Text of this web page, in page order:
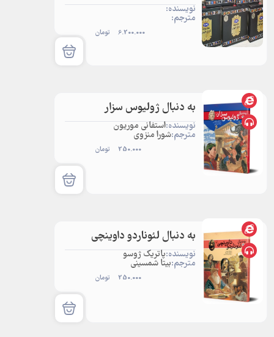
نویسنده:
مترجم:
6.200.000 تومان
به دنبال ژولیوس سزار
نویسنده:استفانی موریون
مترجم:شورا منزوی
250.000 تومان
به دنبال لئوناردو داوینچی
نویسنده:پاتریک ژوسو
مترجم:بیتا شمسینی
250.000 تومان